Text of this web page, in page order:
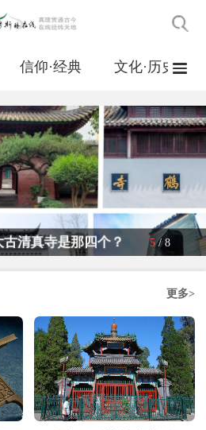
信仰·经典 文化·历史
那四个？ 5/8
更多>